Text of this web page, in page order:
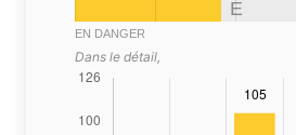
E
EN DANGER
Dans le détail,